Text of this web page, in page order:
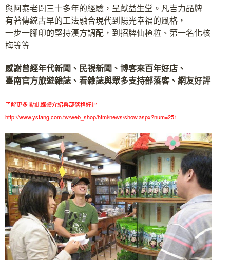
與阿泰老闆三十多年的經驗，呈獻益生堂。凡吉力品牌
有著傳統古早的工法融合現代到陽光幸福的風格，
一步一腳印的堅持漢方調配，到招牌仙楂粒、第一名化核
梅等等
感謝曾經年代新聞、民視新聞、博客來百年好店、
臺南官方旅遊雜誌、看雜誌與眾多支持部落客、網友好評
了解更多 點此媒體介紹與部落格好評
http://www.ystang.com.tw/web_shop/html/news/show.aspx?num=251